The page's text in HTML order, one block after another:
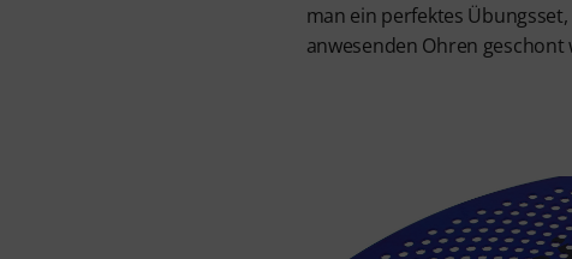
man ein perfektes
anwesenden Ohren geschont